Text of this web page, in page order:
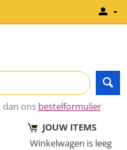
dan ons bestelformulier
JOUW ITEMS
Winkelwagen is leeg